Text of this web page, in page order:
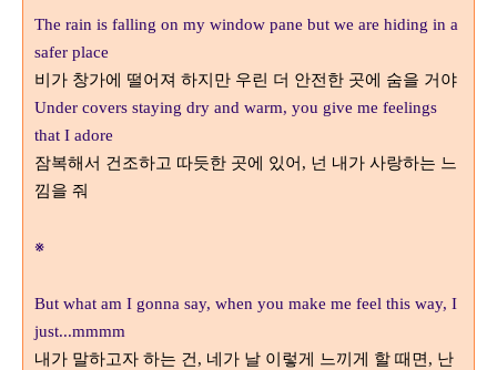
The rain is falling on my window pane but we are hiding in a
safer place
비가 창가에 떨어져 하지만 우린 더 안전한 곳에 숨을 거야
Under covers staying dry and warm, you give me feelings
that I adore
잠복해서 건조하고 따듯한 곳에 있어, 넌 내가 사랑하는 느
낌을 줘
※
But what am I gonna say, when you make me feel this way, I
just...mmmm
내가 말하고자 하는 건, 네가 날 이렇게 느끼게 할 때면, 난